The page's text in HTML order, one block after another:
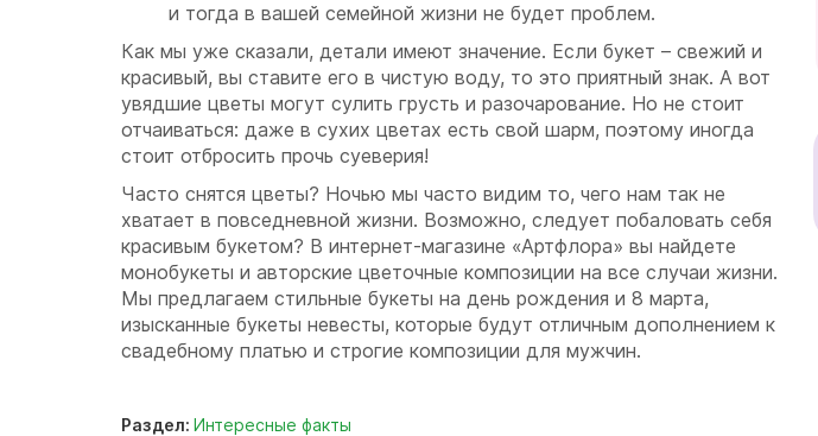
и тогда в вашей семейной жизни не будет проблем.
Как мы уже сказали, детали имеют значение. Если букет – свежий и
красивый, вы ставите его в чистую воду, то это приятный знак. А вот
увядшие цветы могут сулить грусть и разочарование. Но не стоит
отчаиваться: даже в сухих цветах есть свой шарм, поэтому иногда
стоит отбросить прочь суеверия!
Часто снятся цветы? Ночью мы часто видим то, чего нам так не
хватает в повседневной жизни. Возможно, следует побаловать себя
красивым букетом? В интернет-магазине «Артфлора» вы найдете
монобукеты и авторские цветочные композиции на все случаи жизни.
Мы предлагаем стильные букеты на день рождения и 8 марта,
изысканные букеты невесты, которые будут отличным дополнением к
свадебному платью и строгие композиции для мужчин.
Раздел: Интересные факты